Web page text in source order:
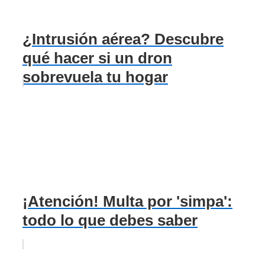
¿Intrusión aérea? Descubre
qué hacer si un dron
sobrevuela tu hogar
¡Atención! Multa por 'simpa':
todo lo que debes saber